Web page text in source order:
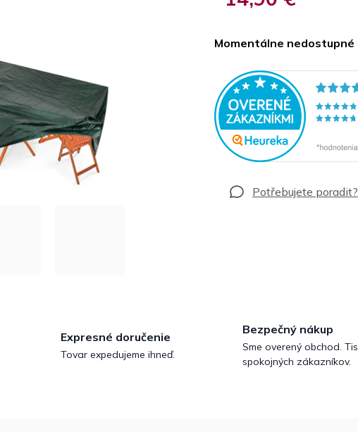
Momentálne nedostupné
Expresné doručenie
Tovar expedujeme ihneď.
Bezpečný nákup
Sme overený obchod.
spokojných zákazníkov.